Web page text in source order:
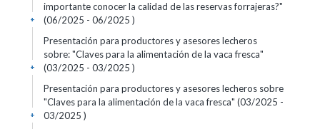
importante conocer la calidad de las reservas forrajeras?"
(06/2025 - 06/2025 )
+
Presentación para productores y asesores lecheros
sobre: "Claves para la alimentación de la vaca fresca"
(03/2025 - 03/2025 )
+
Presentación para productores y asesores lecheros sobre
"Claves para la alimentación de la vaca fresca" (03/2025 -
03/2025 )
+